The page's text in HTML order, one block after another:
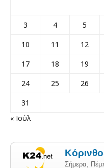
3
4 5
10
11 12
17
18 19
24
25 26
31
« Ιούλ